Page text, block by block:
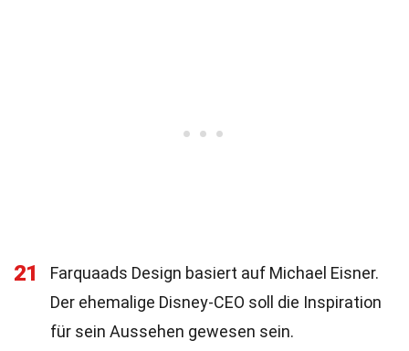
21
Farquaads Design basiert auf Michael Eisner.
Der ehemalige Disney-CEO soll die Inspiration
für sein Aussehen gewesen sein.